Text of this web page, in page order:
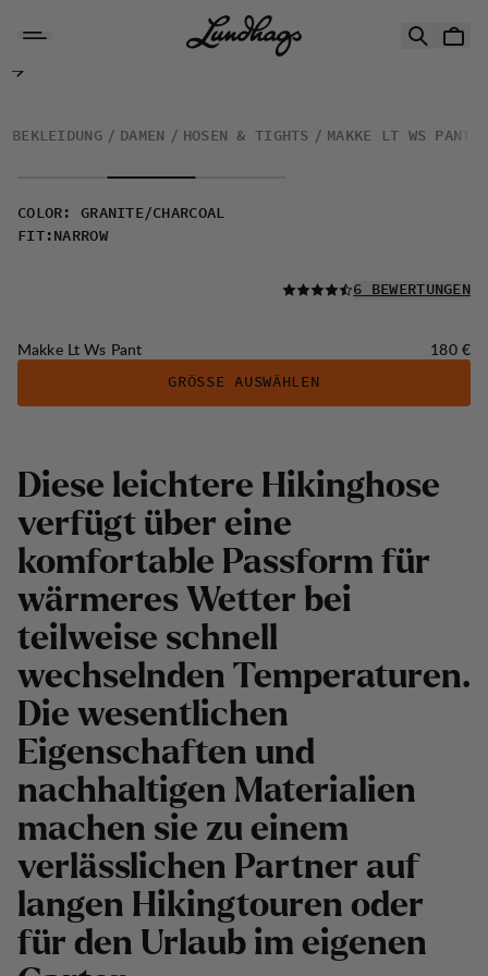
Makke Lt Ws Pant
BEKLEIDUNG DAMEN HOSEN & TIGHTS MAKKE LT WS PANT
COLOR : GRANITE/CHARCOAL
FIT: NARROW
LESEN SIE ALLE
6 BEWERTUNGEN
Makke Lt Ws Pant Preis:
180 €
GRÖSSE AUSWÄHLEN
Diese leichtere Hikinghose
verfügt über eine
komfortable Passform für
wärmeres Wetter bei
teilweise schnell
wechselnden Temperaturen.
Die wesentlichen
Eigenschaften und
nachhaltigen Materialien
machen sie zu einem
verlässlichen Partner auf
langen Hikingtouren oder
für den Urlaub im eigenen